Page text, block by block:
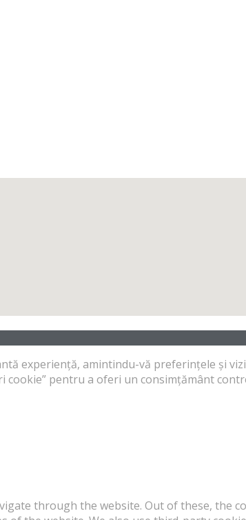
experiență, amintindu-vă preferințele și
cookie” pentru a oferi un consimțământ
through the website. Out of these, the